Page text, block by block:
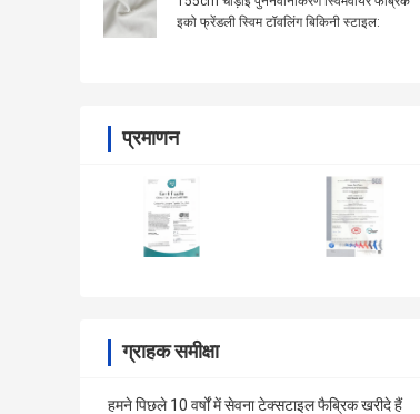
इको फ्रेंडली स्विम टॉवलिंग बिकिनी स्टाइल:
प्रमाणन
ग्राहक समीक्षा
हमने पिछले 10 वर्षों में सेवना टेक्सटाइल फैब्रिक खरीदे हैं